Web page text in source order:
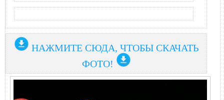
НАЖМИТЕ СЮДА, ЧТОБЫ СКАЧАТЬ
ФОТО!